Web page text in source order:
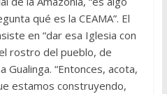
qué es la CEAMA”. El
en “dar esa Iglesia con
rostro del pueblo, de
Gualinga. “Entonces, acota,
estamos construyendo,